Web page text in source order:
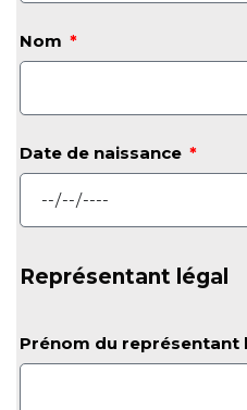
Nom
Date de naissance
Représentant légal
Prénom du représentant